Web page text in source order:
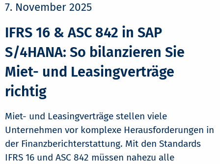
7. November 2025
IFRS 16 & ASC 842 in SAP
S/4HANA: So bilanzieren Sie
Miet- und Leasingverträge
richtig
Miet- und Leasingverträge stellen viele
Unternehmen vor komplexe Herausforderungen in
der Finanzberichterstattung. Mit den Standards
IFRS 16 und ASC 842 müssen nahezu alle